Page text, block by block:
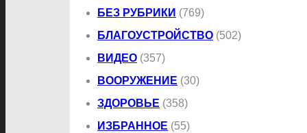
БЕЗ РУБРИКИ (769)
БЛАГОУСТРОЙСТВО (502)
ВИДЕО (357)
ВООРУЖЕНИЕ (30)
ЗДОРОВЬЕ (358)
ИЗБРАННОЕ (55)